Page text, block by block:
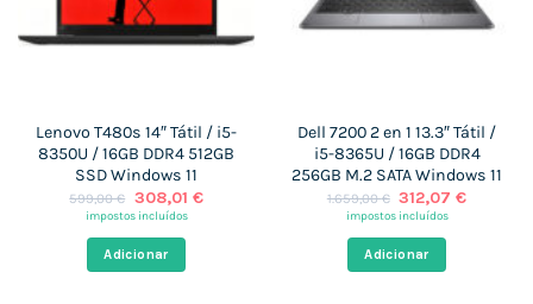
Lenovo T480s 14″ Tátil / i5-
8350U / 16GB DDR4 512GB
SSD Windows 11
599,00€ O
preço
era:
599,00 €.
308,01 €O
impostos incluídos
Adicionar
Dell 7200 2 en 1 13.3″ Tátil /
i5-8365U / 16GB DDR4
256GB M.2 SATA Windows 11
1.659,00€ O
preço
1.659,00 €.
312,07€O
impostos incluídos
Adicionar